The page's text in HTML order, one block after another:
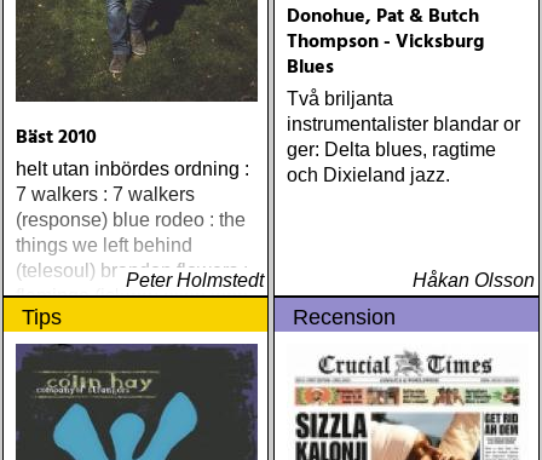
Bäst 2010
helt utan inbördes ordning :
7 walkers : 7 walkers
(response) blue rodeo : the
things we left behind
(telesoul) brandon flowers :
flamingo (island) elton john
& leon russell : the union
(mercury) justin currie : the
great war (ryko)
meadowland : harbours
(oaks of mamre) rumer :
seasons of my soul
Peter Holmstedt
Donohue, Pat & Butch
Thompson - Vicksburg
Blues
Två briljanta
instrumentalister blandar or
ger: Delta blues, ragtime
och Dixieland jazz.
Håkan Olsson
Tips Recension